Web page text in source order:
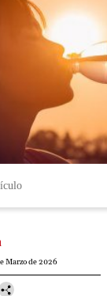
Marzo de 2026